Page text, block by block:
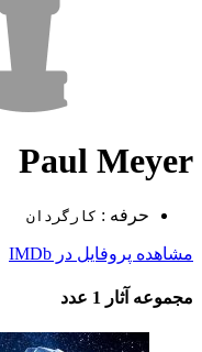
Paul Meyer
حرفه : کارگردان
مشاهده پروفایل در IMDb
مجموعه آثار 1 عدد